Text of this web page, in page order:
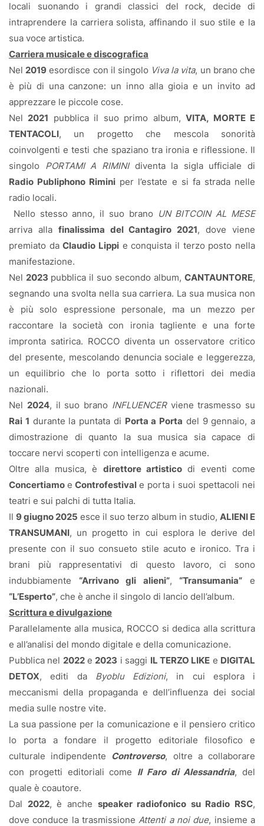
locali suonando i grandi classici del rock, decide di
intraprendere la carriera solista, affinando il suo stile e la
sua voce artistica.
Carriera musicale e discografica
Nel 2019 esordisce con il singolo Viva la vita, un brano che
è più di una canzone: un inno alla gioia e un invito ad
apprezzare le piccole cose.
Nel 2021 pubblica il suo primo album,VITA, MORTE E
TENTACOLI, un progetto che mescola sonorità
coinvolgenti e testi che spaziano tra ironia e riflessione. Il
singolo PORTAMI A RIMINIdiventa la sigla ufficiale di
Radio Publiphono Rimini per l’estate e si fa strada nelle
radio locali.
Nello stesso anno, il suo brano UN BITCOIN AL MESE
arriva alla finalissima del Cantagiro 2021, dove viene
premiato daClaudio Lippi e conquista il terzo posto nella
manifestazione.
Nel 2023 pubblica il suo secondo album, CANTAUNTORE,
segnando una svolta nella sua carriera. La sua musica non
è più solo espressione personale, ma un mezzo per
raccontare la società con ironia tagliente e una forte
impronta satirica. ROCCO diventa un osservatore critico
del presente, mescolando denuncia sociale e leggerezza,
un equilibrio che lo porta sotto i riflettori dei media
nazionali.
Nel 2024, il suo brano INFLUENCERviene trasmesso su
Rai 1 durante la puntata di Porta a Porta del 9 gennaio, a
dimostrazione di quanto la sua musica sia capace di
toccare nervi scoperti con intelligenza e acume.
Oltre alla musica, è direttore artisticodi eventi come
Concertiamo e Controfestival e porta i suoi spettacoli nei
teatri e sui palchi di tutta Italia.
Il 9 giugno 2025 esce il suo terzo album in studio, ALIENI E
TRANSUMANI, un progetto in cui esplora le derive del
presente con il suo consueto stile acuto e ironico. Tra i
brani più rappresentativi di questo lavoro, ci sono
indubbiamente “Arrivano gli alieni”,“Transumania” e
“L’Esperto”, che è anche il singolo di lancio dell’album.
Scrittura e divulgazione
Parallelamente alla musica, ROCCO si dedica alla scrittura
e all’analisi del mondo digitale e della comunicazione.
Pubblica nel 2022e 2023 i saggi IL TERZO LIKE e DIGITAL
DETOX, editi da Byoblu Edizioni, in cui esplora i
meccanismi della propaganda e dell’influenza dei social
media sulle nostre vite.
La sua passione per la comunicazione e il pensiero critico
lo porta a fondare il progetto editoriale filosofico e
culturale indipendente Controverso, oltre a collaborare
con progetti editoriali come Il Faro di Alessandria, del
quale è coautore.
Dal 2022, è anche speaker radiofonico su Radio RSC,
dove conduce la trasmissioneAttenti a noi due, insieme a